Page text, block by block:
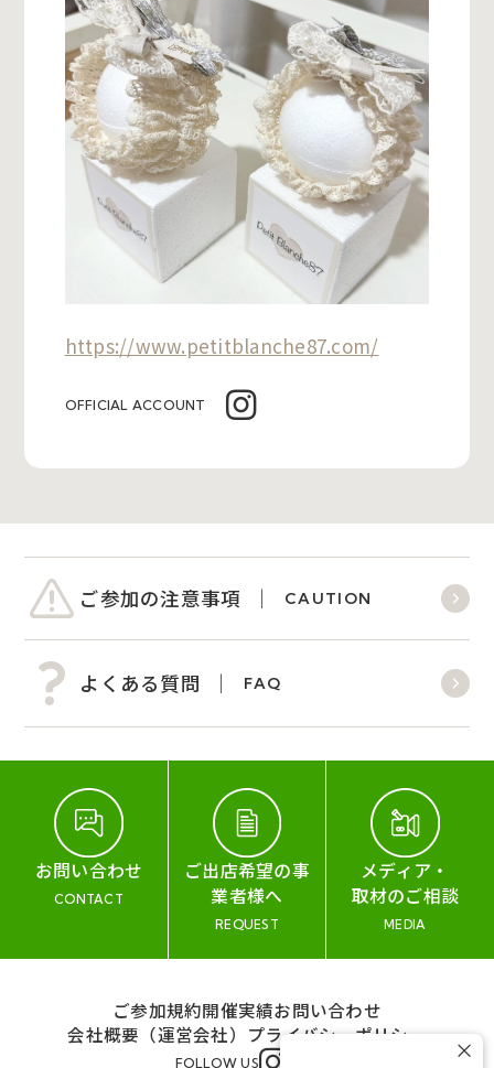
https://www.petitblanche87.com/
OFFICIAL ACCOUNT
ご参加の注意事項 CAUTION
よくある質問 FAQ
お問い合わせ
CONTACT
ご出店希望の事
業者様へ
REQUEST
メディア・
取材のご相談
MEDIA
ご参加規約開催実績お問い合わせ
会社概要（運営会社） プライバシーポリシー
FOLLOW US ×